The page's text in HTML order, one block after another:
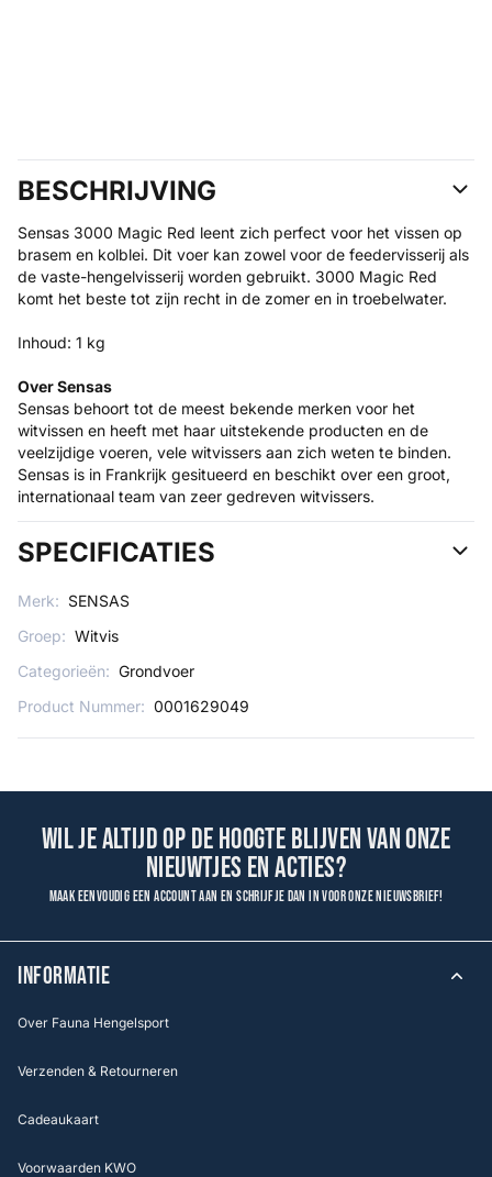
BESCHRIJVING
Sensas 3000 Magic Red leent zich perfect voor het vissen op
brasem en kolblei. Dit voer kan zowel voor de feedervisserij als
de vaste-hengelvisserij worden gebruikt. 3000 Magic Red
komt het beste tot zijn recht in de zomer en in troebelwater.
Inhoud: 1 kg
Over Sensas
Sensas behoort tot de meest bekende merken voor het
witvissen en heeft met haar uitstekende producten en de
veelzijdige voeren, vele witvissers aan zich weten te binden.
Sensas is in Frankrijk gesitueerd en beschikt over een groot,
internationaal team van zeer gedreven witvissers.
SPECIFICATIES
Merk: SENSAS
Groep: Witvis
Categorieën: Grondvoer
Product Nummer: 0001629049
Wil je altijd op de hoogte blijven van onze
nieuwtjes en acties?
Maak eenvoudig een account aan en schrijf je dan in voor onze nieuwsbrief!
INFORMATIE
Over Fauna Hengelsport
Verzenden & Retourneren
Cadeaukaart
Voorwaarden KWO